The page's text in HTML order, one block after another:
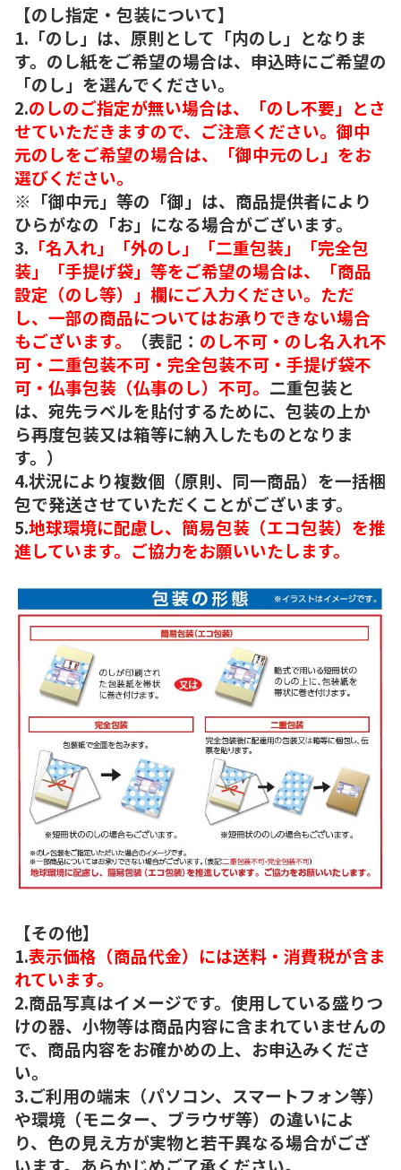
【のし指定・包装について】
1.「のし」は、原則として「内のし」となりま
す。のし紙をご希望の場合は、申込時にご希望の
「のし」を選んでください。
2.のしのご指定が無い場合は、「のし不要」とさ
せていただきますので、ご注意ください。御中
元のしをご希望の場合は、「御中元のし」をお
選びください。
※「御中元」等の「御」は、商品提供者により
ひらがなの「お」になる場合がございます。
3. 「名入れ」「外のし」「二重包装」「完全包
装」「手提げ袋」等をご希望の場合は、「商品
設定（のし等）」欄にご入力ください。ただ
し、一部の商品についてはお承りできない場合
もございます。
（表記： のし不可・のし名入れ不
可・二重包装不可・完全包装不可・手提げ袋不
可・仏事包装（仏事のし）不可。 二重包装と
は、宛先ラベルを貼付するために、包装の上か
ら再度包装又は箱等に納入したものとなりま
す。）
4.状況により複数個（原則、同一商品）を一括梱
包で発送させていただくことがございます。
5.地球環境に配慮し、簡易包装（エコ包装）を推
進しています。ご協力をお願いいたします。
【その他】
1.表示価格（商品代金）には送料・消費税が含ま
れています。
2.商品写真はイメージです。使用している盛りつ
けの器、小物等は商品内容に含まれていませんの
で、商品内容をお確かめの上、お申込みくださ
い。
3.ご利用の端末（パソコン、スマートフォン等）
や環境（モニター、ブラウザ等）の違いによ
り、色の見え方が実物と若干異なる場合がござ